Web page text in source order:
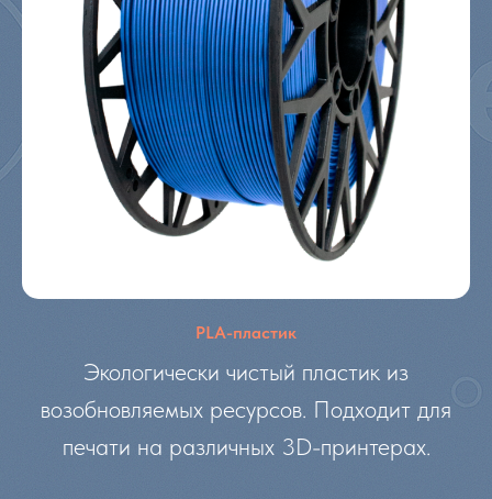
PLA-пластик
Экологически чистый пластик из
возобновляемых ресурсов. Подходит для
печати на различных 3D-принтерах.